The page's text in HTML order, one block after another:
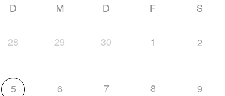
D M D F S
28 29 30 1 2
5 6 7 8 9